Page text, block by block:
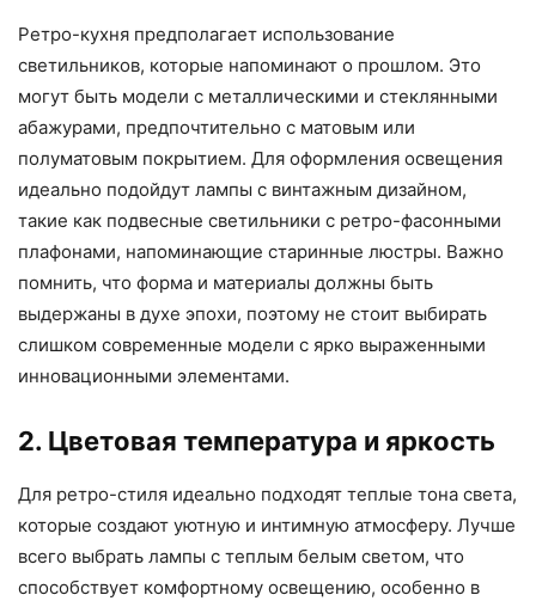
Ретро-кухня предполагает использование
светильников, которые напоминают о прошлом. Это
могут быть модели с металлическими и стеклянными
абажурами, предпочтительно с матовым или
полуматовым покрытием. Для оформления освещения
идеально подойдут лампы с винтажным дизайном,
такие как подвесные светильники с ретро-фасонными
плафонами, напоминающие старинные люстры. Важно
помнить, что форма и материалы должны быть
выдержаны в духе эпохи, поэтому не стоит выбирать
слишком современные модели с ярко выраженными
инновационными элементами.
2. Цветовая температура и яркость
Для ретро-стиля идеально подходят теплые тона света,
которые создают уютную и интимную атмосферу. Лучше
всего выбрать лампы с теплым белым светом, что
способствует комфортному освещению, особенно в